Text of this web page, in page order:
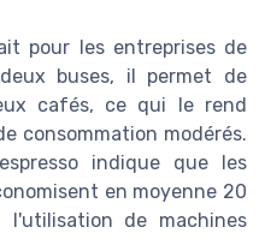
pour les entreprises de
buses, il permet de
cafés, ce qui le rend
consommation modérés.
indique que les
en moyenne 20
de machines